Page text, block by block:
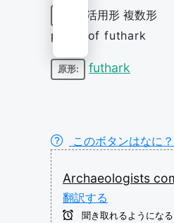
活用形 複数形
plural of futhark
原形: futhark
このボタンはなに？
Archaeologists
翻訳する
聞き取れるようになる